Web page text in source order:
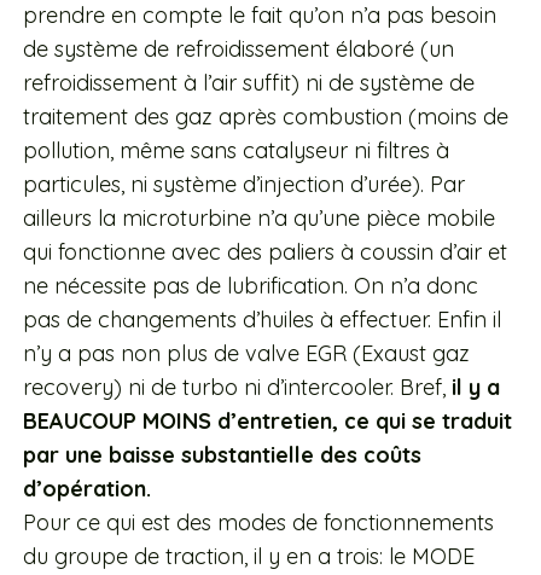
prendre en compte le fait qu’on n’a pas besoin
de système de refroidissement élaboré (un
refroidissement à l’air suffit) ni de système de
traitement des gaz après combustion (moins de
pollution, même sans catalyseur ni filtres à
particules, ni système d’injection d’urée). Par
ailleurs la microturbine n’a qu’une pièce mobile
qui fonctionne avec des paliers à coussin d’air et
ne nécessite pas de lubrification. On n’a donc
pas de changements d’huiles à effectuer. Enfin il
n’y a pas non plus de valve EGR (Exaust gaz
recovery) ni de turbo ni d’intercooler. Bref, il y a
BEAUCOUP MOINS d’entretien, ce qui se traduit
par une baisse substantielle des coûts
d’opération.
Pour ce qui est des modes de fonctionnements
du groupe de traction, il y en a trois: le MODE